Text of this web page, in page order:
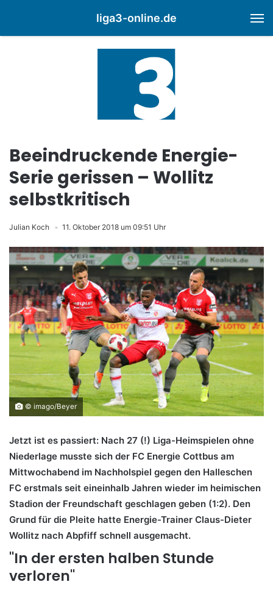
liga3-online.de
Beeindruckende Energie-
Serie gerissen – Wollitz
selbstkritisch
Julian Koch 11. Oktober 2018 um 09:51 Uhr
© imago/Beyer
Jetzt ist es passiert: Nach 27 (!) Liga-Heimspielen ohne
Niederlage musste sich der FC Energie Cottbus am
Mittwochabend im Nachholspiel gegen den Halleschen
FC erstmals seit eineinhalb Jahren wieder im heimischen
Stadion der Freundschaft geschlagen geben (1:2). Den
Grund für die Pleite hatte Energie-Trainer Claus-Dieter
Wollitz nach Abpfiff schnell ausgemacht.
"In der ersten halben Stunde
verloren"